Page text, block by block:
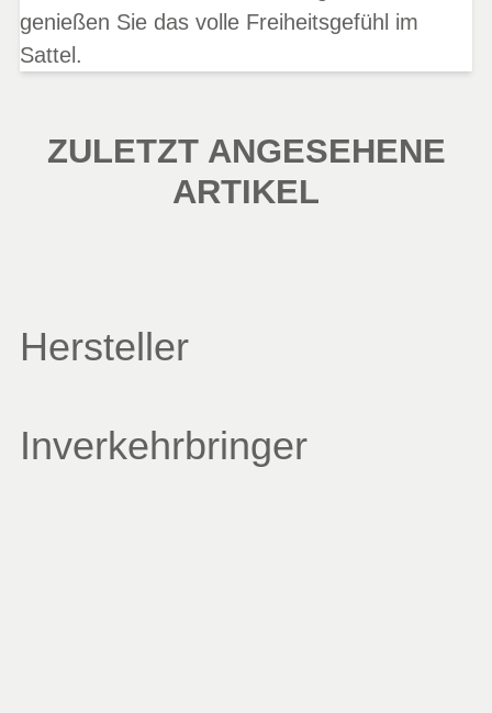
genießen Sie das volle Freiheitsgefühl im
Sattel.
ZULETZT ANGESEHENE
ARTIKEL
Hersteller
Inverkehrbringer